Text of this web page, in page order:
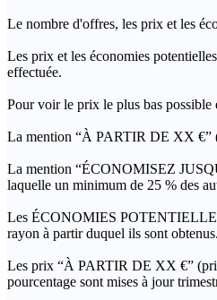
Le nombre d'offres, les prix et les
Les prix et les économies
effectuée.
Pour voir le prix le plus bas possible
La mention “À PARTIR DE XX €”
La mention “ÉCONOMISEZ
laquelle un minimum de 25 % des
Les ÉCONOMIES POTENTIELLES
rayon à partir duquel ils sont obtenus.
Les prix “À PARTIR DE XX €”
pourcentage sont mises à jour